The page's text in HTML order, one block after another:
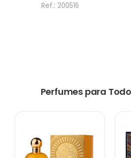
Ref.: 200516
Perfumes para